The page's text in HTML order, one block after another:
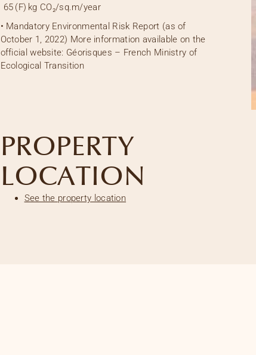
65 (F) kg CO₂/sq.m/year
• Mandatory Environmental Risk Report (as of
October 1, 2022) More information available on the
official website: Géorisques – French Ministry of
Ecological Transition
PROPERTY
LOCATION
See the property location